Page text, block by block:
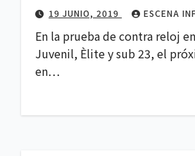
19 JUNIO, 2019 ESCENA
En la prueba de contra reloj
Juvenil, Èlite y sub 23, el
en…